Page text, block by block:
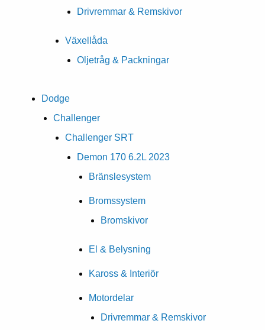
Drivremmar & Remskivor
Växellåda
Oljetråg & Packningar
Dodge
Challenger
Challenger SRT
Demon 170 6.2L 2023
Bränslesystem
Bromssystem
Bromskivor
El & Belysning
Kaross & Interiör
Motordelar
Drivremmar & Remskivor